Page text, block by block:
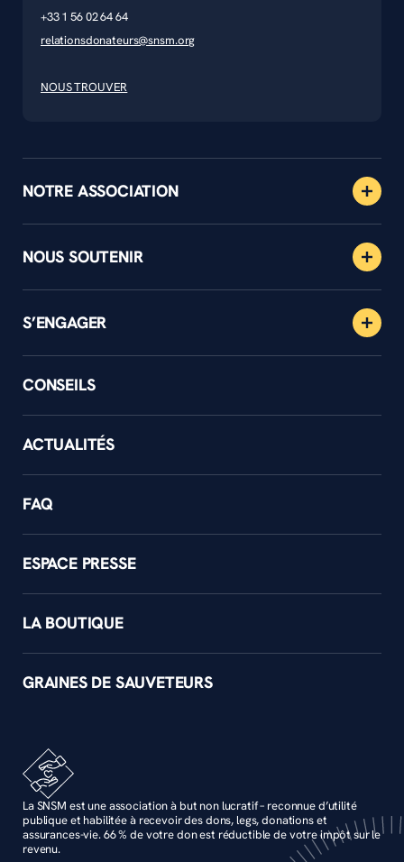
+33 1 56 02 64 64
relationsdonateurs@snsm.org
NOUS TROUVER
NOTRE ASSOCIATION
NOUS SOUTENIR
S’ENGAGER
CONSEILS
ACTUALITÉS
FAQ
ESPACE PRESSE
LA BOUTIQUE
GRAINES DE SAUVETEURS
La SNSM est une association à but non lucratif – reconnue d’utilité
publique et habilitée à recevoir des dons, legs, donations et
assurances-vie. 66 % de votre don est réductible de votre impôt sur le
revenu.